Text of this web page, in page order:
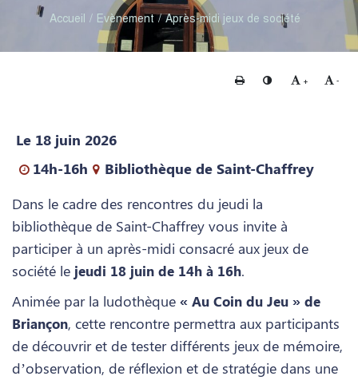
Accueil Evènement Après-midi jeux de société
Imprimer Changer le contraste
+ Agrandir le
-
Le 18 juin 2026
14h-16h
Bibliothèque de Saint-Chaffrey
Dans le cadre des rencontres du jeudi la
bibliothèque de Saint-Chaffrey vous invite à
participer à un après-midi consacré aux jeux de
société le jeudi 18 juin de 14h à 16h.
Animée par la ludothèque « Au Coin du Jeu » de
Briançon, cette rencontre permettra aux participants
de découvrir et de tester différents jeux de mémoire,
d’observation, de réflexion et de stratégie dans une